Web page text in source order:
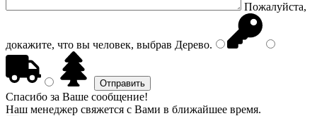
Пожалуйста,
докажите, что вы человек, выбрав Дерево.
Спасибо за Ваше сообщение!
Наш менеджер свяжется с Вами в ближайшее время.